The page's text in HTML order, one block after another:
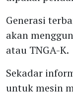
Generasi
akan
atau TNGA-K.
Sekadar
untuk mesin